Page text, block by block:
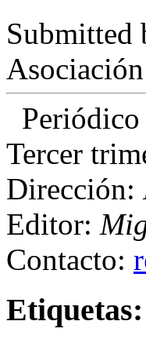
Submitted
Tercer
Dirección:
Editor:
Contacto:
Etiquetas: